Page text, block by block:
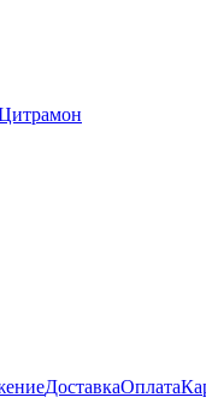
ДоставкаОплата